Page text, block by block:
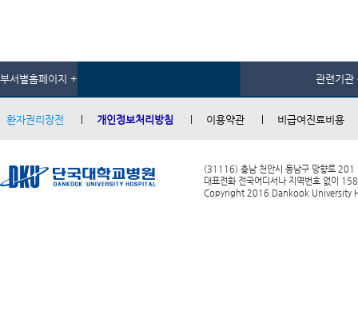
부서별홈페이지 + 관련기관
환자권리장전 개인정보처리방침 이용약관 비급여진료비용
(31116) 충남 천안시 동남구 망향로 201
대표전화 전국어디서나 지역번호 없이
Copyright 2016 Dankook University